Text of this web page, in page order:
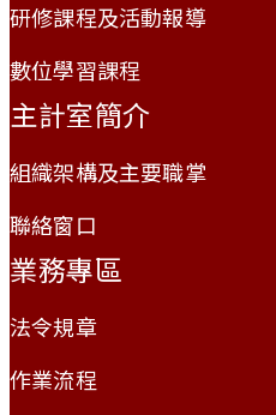
研修課程及活動報導
數位學習課程
主計室簡介
組織架構及主要職掌
聯絡窗口
業務專區
法令規章
作業流程